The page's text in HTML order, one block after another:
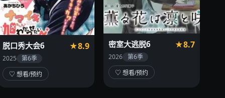
脱口秀大会6 ★8.9
2025 第6季
♡ 想看/预约
密室大逃脱6 ★8.7
2026 第6季
♡ 想看/预约